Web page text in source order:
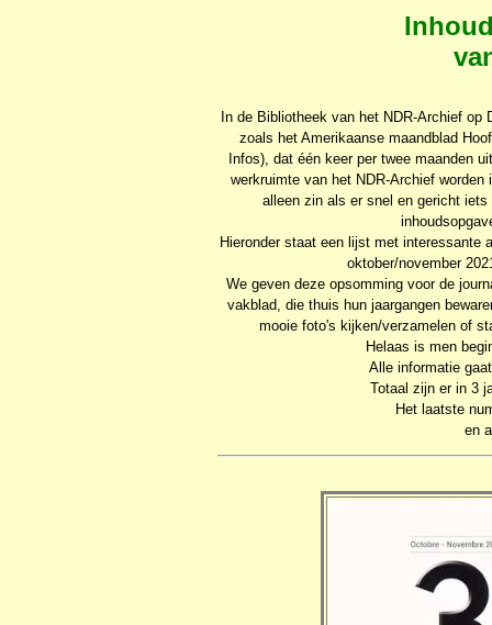
In de Bibliotheek van het NDR-Archief op
zoals het Amerikaanse maandblad
Infos), dat één keer per twee maanden
werkruimte van het NDR-Archief
alleen zin als er snel en gericht
Hieronder staat een lijst met interessante
oktober/november
We geven deze opsomming voor de
vakblad, die thuis hun jaargangen
mooie foto's kijken/verzamelen of
Helaas is men
Alle informatie
Totaal zijn er in 3
Het laatste
en